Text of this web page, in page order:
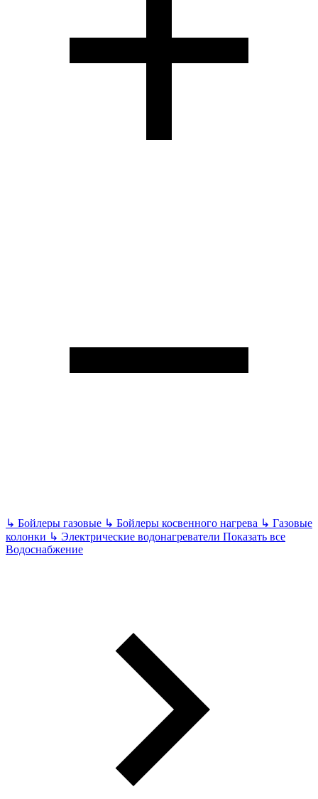
↳ Бойлеры газовые ↳ Бойлеры косвенного нагрева ↳ Газовые
колонки ↳ Электрические водонагреватели Показать все
Водоснабжение